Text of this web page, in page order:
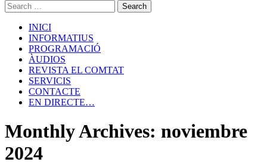
INICI
INFORMATIUS
PROGRAMACIÓ
ÀUDIOS
REVISTA EL COMTAT
SERVICIS
CONTACTE
EN DIRECTE…
Monthly Archives: noviembre
2024